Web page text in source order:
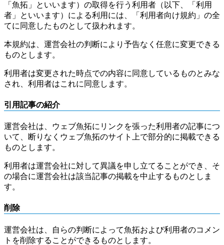
「魚拓」といいます）の取得を行う利用者（以下、「利用
者」といいます）による利用には、「利用者向け規約」の全
てに同意したものとして扱われます。
本規約は、運営会社の判断により予告なく任意に変更できる
ものとします。
利用者は変更された時点での内容に同意しているものとみな
され、利用者はこれに同意します。
引用記事の紹介
運営会社は、ウェブ魚拓にリンクを張った利用者の記事につ
いて、断りなくウェブ魚拓のサイト上で部分的に掲載できる
ものとします。
利用者は運営会社に対して異議を申し立てることができ、そ
の場合に運営会社は該当記事の掲載を中止するものとしま
す。
削除
運営会社は、自らの判断によって魚拓および利用者のコメン
トを削除することができるものとします。